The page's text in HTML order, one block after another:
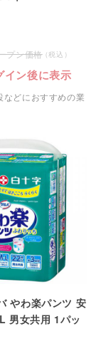
プン価格
ン後に表示
などにおすすめの業
やわ楽パンツ 安
男女共用 1パッ